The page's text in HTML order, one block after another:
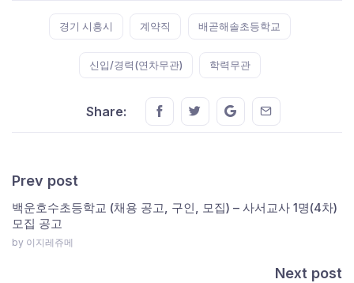
경기 시흥시 계약직 배곧해솔초등학교
신입/경력(연차무관) 학력무관
Share: Share this on FaceBook
Share this on Twitter
Share this on GMail
Share this on
Prev post
백운호수초등학교 (채용 공고, 구인, 모집) – 사서교사 1명(4차)
모집 공고
by 이지레쥬메
Next post